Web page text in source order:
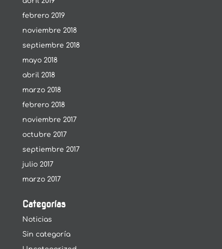
febrero 2019
noviembre 2018
septiembre 2018
mayo 2018
abril 2018
marzo 2018
febrero 2018
noviembre 2017
octubre 2017
septiembre 2017
julio 2017
marzo 2017
Categorías
Noticias
Sin categoría